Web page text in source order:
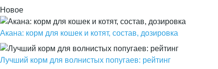
Новое
Акана: корм для кошек и котят, состав, дозировка
Лучший корм для волнистых попугаев: рейтинг